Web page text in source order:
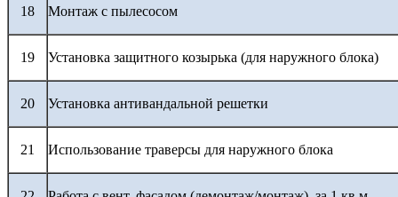
18 Монтаж с пылесосом
19 Установка защитного козырька (для наружного блока)
20 Установка антивандальной решетки
21 Использование траверсы для наружного блока